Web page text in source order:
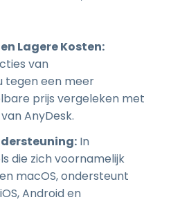
Lagere Kosten:
van
tegen een meer
prijs vergeleken met
AnyDesk.
In
die zich voornamelijk
macOS, ondersteunt
Android en